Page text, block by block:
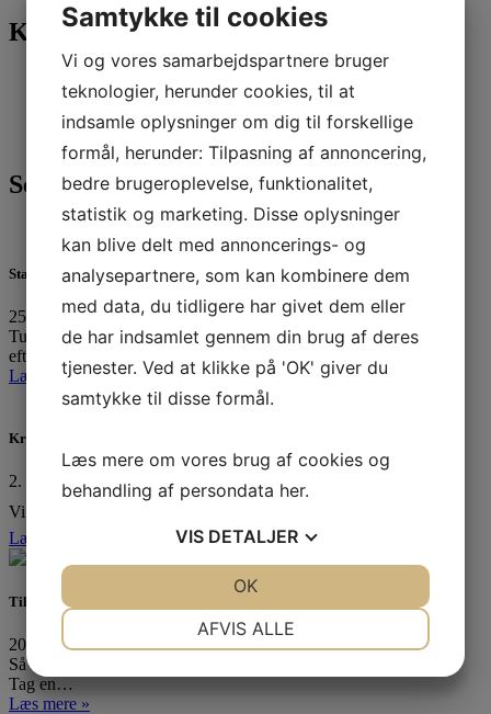
Kategorier
Sejlerskolen(17)
Tursejlads(27)
(246)
Seneste 3 indlæg
Standernedhaling 2025
25. oktober 2025
Tusinde tak til alle, der havde trodset det utaknemmelige
efterårsvejr…
Læs mere »
Kredsmesterskab 2025
2. september 2025
Vi har været til Kredsmesterskab! ❤️⛵ I Tera Pro tog…
Læs mere »
Tilmelding til teoretisk duelighedsbevis er åben
20. august 2025
Så er tilmeldingen til vinterens Teoretiske Duelighedsbevis åben!
Tag en…
Læs mere »
Samtykke til cookies
Vi og vores samarbejdspartnere bruger
teknologier, herunder cookies, til at
indsamle oplysninger om dig til forskellige
formål, herunder: Tilpasning af annoncering,
bedre brugeroplevelse, funktionalitet,
statistik og marketing. Disse oplysninger
kan blive delt med annoncerings- og
analysepartnere, som kan kombinere dem
med data, du tidligere har givet dem eller
de har indsamlet gennem din brug af deres
tjenester. Ved at klikke på 'OK' giver du
samtykke til disse formål.
Læs mere om vores brug af cookies og
behandling af persondata her.
VIS DETALJER
AFVIS ALLE
OK